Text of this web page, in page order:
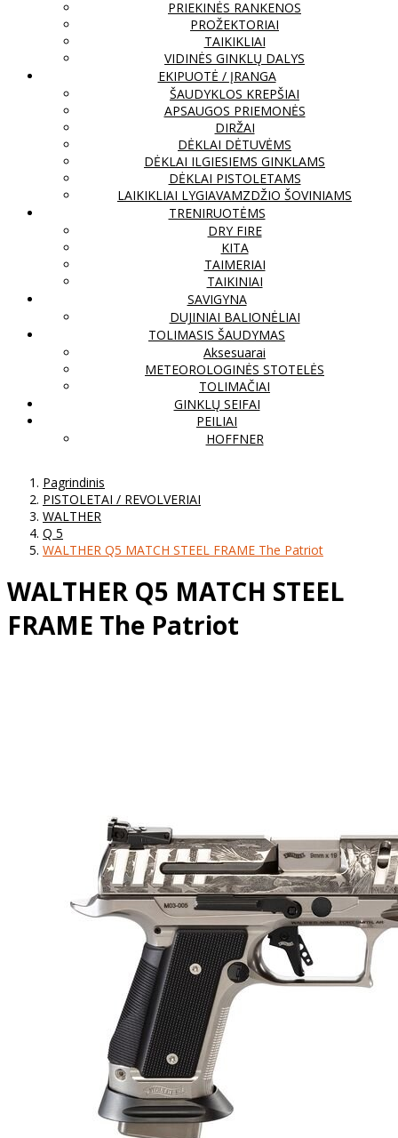
PRIEKINĖS RANKENOS
PROŽEKTORIAI
TAIKIKLIAI
VIDINĖS GINKLŲ DALYS
EKIPUOTĖ / ĮRANGA
ŠAUDYKLOS KREPŠIAI
APSAUGOS PRIEMONĖS
DIRŽAI
DĖKLAI DĖTUVĖMS
DĖKLAI ILGIESIEMS GINKLAMS
DĖKLAI PISTOLETAMS
LAIKIKLIAI LYGIAVAMZDŽIO ŠOVINIAMS
TRENIRUOTĖMS
DRY FIRE
KITA
TAIMERIAI
TAIKINIAI
SAVIGYNA
DUJINIAI BALIONĖLIAI
TOLIMASIS ŠAUDYMAS
Aksesuarai
METEOROLOGINĖS STOTELĖS
TOLIMAČIAI
GINKLŲ SEIFAI
PEILIAI
HOFFNER
Pagrindinis
PISTOLETAI / REVOLVERIAI
WALTHER
Q 5
WALTHER Q5 MATCH STEEL FRAME The Patriot
WALTHER Q5 MATCH STEEL
FRAME The Patriot